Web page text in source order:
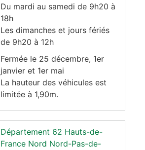
Du mardi au samedi de 9h20 à
18h
Les dimanches et jours fériés
de 9h20 à 12h
Fermée le 25 décembre, 1er
janvier et 1er mai
La hauteur des véhicules est
limitée à 1,90m.
Département 62 Hauts-de-
France Nord Nord-Pas-de-